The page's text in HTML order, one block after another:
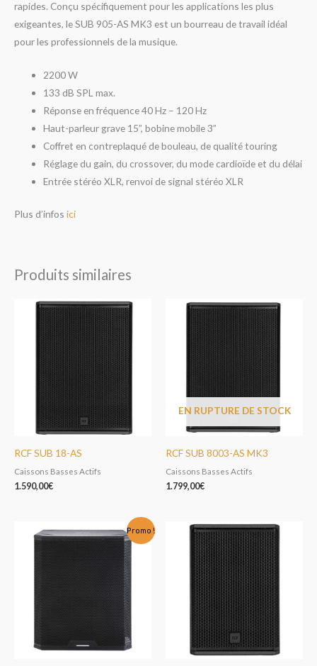
rapides. Conçu spécifiquement pour les applications les plus
exigeantes, le SUB 905-AS MK3 est un bourreau de travail idéal
pour les professionnels de la musique.
2200 W
133 dB SPL max.
Réponse en fréquence 40 Hz – 120 Hz
Haut-parleur grave 15”, bobine mobile 3”
Coffret en contreplaqué de bouleau, de qualité touring
Réglage du gain, du crossover, du mode cardioïde et du délai
Entrée stéréo XLR, renvoi de signal stéréo XLR
Plus d’infos ici
Produits similaires
RCF SUB 18-AS
Caissons Basses Actifs
1.590,00€
EN RUPTURE DE STOCK
RCF SUB 8003-AS MK3
Caissons Basses Actifs
1.799,00€
Promo !
prix
initial
était :
1.099,00€.
prix
actuel
959,00€.